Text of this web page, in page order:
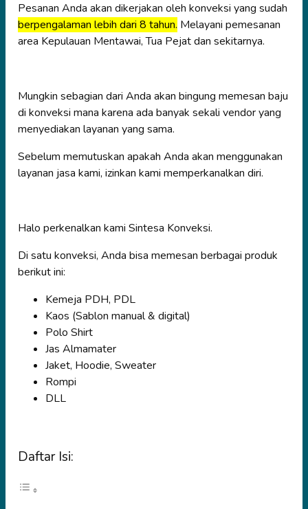
Pesanan Anda akan dikerjakan oleh konveksi yang sudah
berpengalaman lebih dari 8 tahun. Melayani pemesanan
area Kepulauan Mentawai, Tua Pejat dan sekitarnya.
Mungkin sebagian dari Anda akan bingung memesan baju
di konveksi mana karena ada banyak sekali vendor yang
menyediakan layanan yang sama.
Sebelum memutuskan apakah Anda akan menggunakan
layanan jasa kami, izinkan kami memperkanalkan diri.
Halo perkenalkan kami Sintesa Konveksi.
Di satu konveksi, Anda bisa memesan berbagai produk
berikut ini:
Kemeja PDH, PDL
Kaos (Sablon manual & digital)
Polo Shirt
Jas Almamater
Jaket, Hoodie, Sweater
Rompi
DLL
Daftar Isi: